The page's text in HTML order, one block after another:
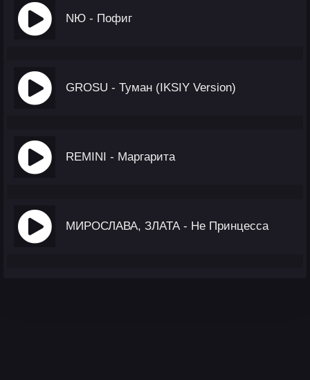
NЮ - Пофиг
GROSU - Туман (IKSIY Version)
REMINI - Маргарита
МИРОСЛАВА, ЗЛАТА - Не Принцесса